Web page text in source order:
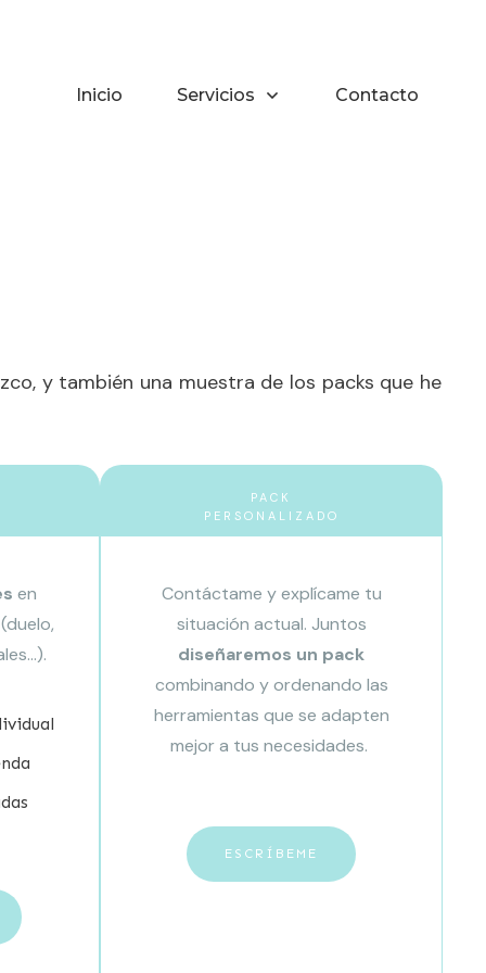
Inicio Servicios Contacto
y también una muestra de los packs que he
en
PACK
PERSONALIZADO
Contáctame y explícame tu
situación actual. Juntos
diseñaremos un pack
combinando y ordenando las
herramientas que se adapten
mejor a tus necesidades.
ESCRÍBEME